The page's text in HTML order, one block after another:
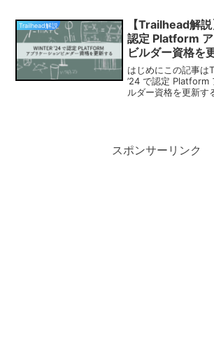
おります。獲得可
イ...
Trailhead解説
【Trailhead解
認定 Platform
ビルダー資格を
はじめにこの記事
’24 で認定 Platform
ルダー資格を更新す
スポンサーリンク